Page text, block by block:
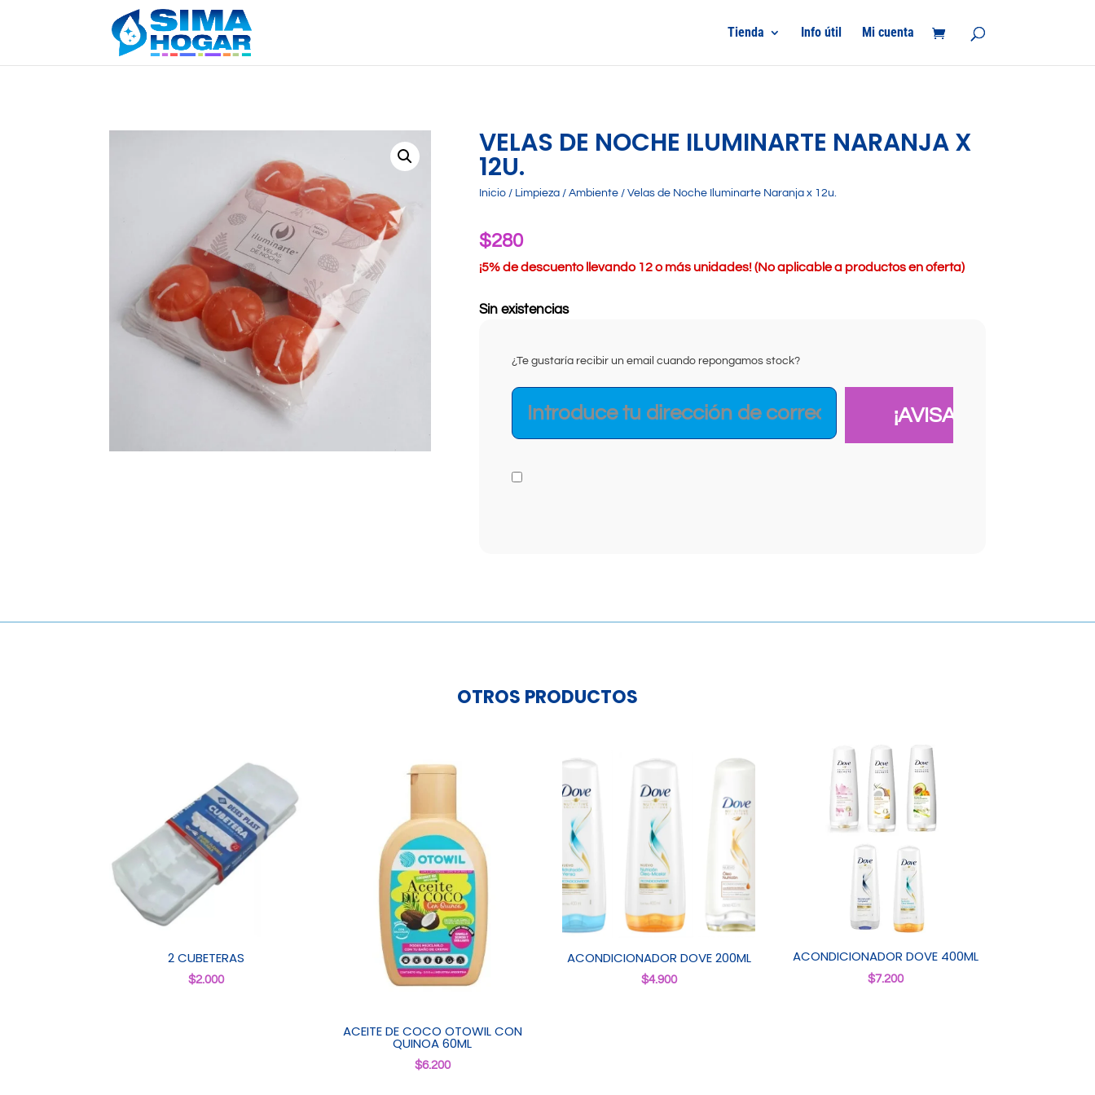
Tienda Info útil Mi cuenta
VELAS DE NOCHE ILUMINARTE NARANJA X
12U.
Inicio / Limpieza /Ambiente / Velas de Noche Iluminarte Naranja x 12u.
$280
¡5% de descuento llevando 12 o más unidades! (No aplicable a productos en oferta)
Sin existencias
¿Te gustaría recibir un email cuando repongamos stock?
OTROS PRODUCTOS
2 CUBETERAS
$2.000
ACEITE DE COCO OTOWIL CON
QUINOA 60ML
$6.200
ACONDICIONADOR DOVE 200ML
$4.900
ACONDICIONADOR DOVE 400ML
$7.200